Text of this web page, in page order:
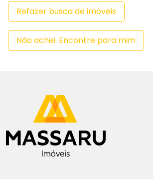
Refazer busca de imóveis
Não achei. Encontre para mim